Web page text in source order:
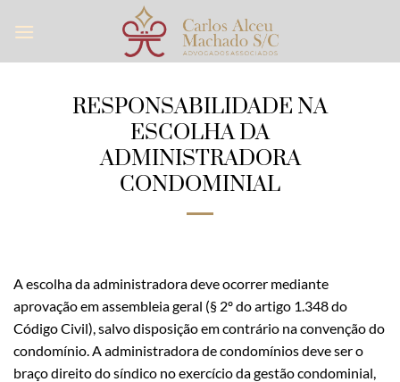
RESPONSABILIDADE NA
ESCOLHA DA
ADMINISTRADORA
CONDOMINIAL
A escolha da administradora deve ocorrer mediante
aprovação em assembleia geral (§ 2º do artigo 1.348 do
Código Civil), salvo disposição em contrário na convenção do
condomínio. A administradora de condomínios deve ser o
braço direito do síndico no exercício da gestão condominial,